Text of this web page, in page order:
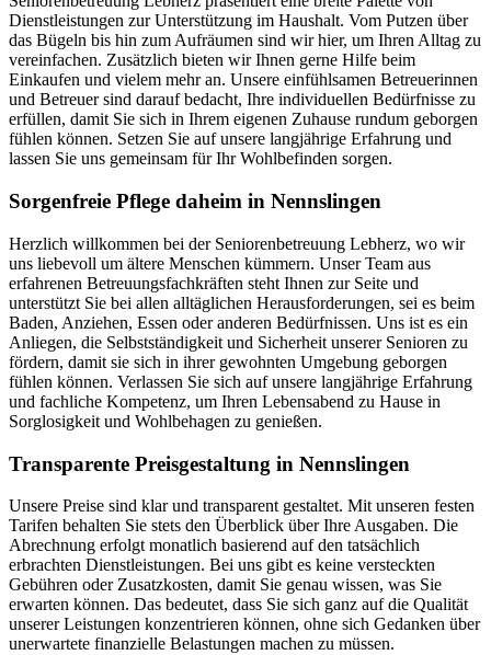
Dienstleistungen zur Unterstützung im Haushalt. Vom Putzen über
das Bügeln bis hin zum Aufräumen sind wir hier, um Ihren Alltag zu
vereinfachen. Zusätzlich bieten wir Ihnen gerne Hilfe beim
Einkaufen und vielem mehr an. Unsere einfühlsamen Betreuerinnen
und Betreuer sind darauf bedacht, Ihre individuellen Bedürfnisse zu
erfüllen, damit Sie sich in Ihrem eigenen Zuhause rundum geborgen
fühlen können. Setzen Sie auf unsere langjährige Erfahrung und
lassen Sie uns gemeinsam für Ihr Wohlbefinden sorgen.
Sorgenfreie Pflege daheim in Nennslingen
Herzlich willkommen bei der Seniorenbetreuung Lebherz, wo wir
uns liebevoll um ältere Menschen kümmern. Unser Team aus
erfahrenen Betreuungsfachkräften steht Ihnen zur Seite und
unterstützt Sie bei allen alltäglichen Herausforderungen, sei es beim
Baden, Anziehen, Essen oder anderen Bedürfnissen. Uns ist es ein
Anliegen, die Selbstständigkeit und Sicherheit unserer Senioren zu
fördern, damit sie sich in ihrer gewohnten Umgebung geborgen
fühlen können. Verlassen Sie sich auf unsere langjährige Erfahrung
und fachliche Kompetenz, um Ihren Lebensabend zu Hause in
Sorglosigkeit und Wohlbehagen zu genießen.
Transparente Preisgestaltung in Nennslingen
Unsere Preise sind klar und transparent gestaltet. Mit unseren festen
Tarifen behalten Sie stets den Überblick über Ihre Ausgaben. Die
Abrechnung erfolgt monatlich basierend auf den tatsächlich
erbrachten Dienstleistungen. Bei uns gibt es keine versteckten
Gebühren oder Zusatzkosten, damit Sie genau wissen, was Sie
erwarten können. Das bedeutet, dass Sie sich ganz auf die Qualität
unserer Leistungen konzentrieren können, ohne sich Gedanken über
unerwartete finanzielle Belastungen machen zu müssen.